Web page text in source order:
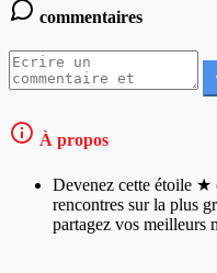
commentaires
À propos
Devenez cette étoile ★
rencontres sur la plus
partagez vos meilleurs